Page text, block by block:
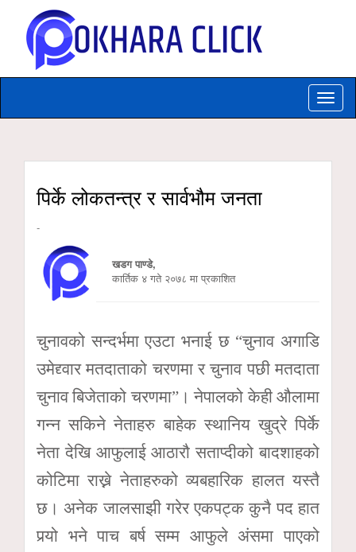
Toggle
पिर्के लोकतन्त्र र सार्वभौम जनता
-
खडग पाण्डे,
कार्तिक ४ गते २०७८ मा प्रकाशित
चुनावको सन्दर्भमा एउटा भनाई छ “चुनाव अगाडि
उमेद्द्वार मतदाताको चरणमा र चुनाव पछी मतदाता
चुनाव बिजेताको चरणमा”। नेपालको केही औलामा
गन्न सकिने नेताहरु बाहेक स्थानिय खुद्रे पिर्के
नेता देखि आफुलाई आठारौ सताप्दीको बादशाहको
कोटिमा राख्ने नेताहरुको व्यबहारिक हालत यस्तै
छ। अनेक जालसाझी गरेर एकपट्क कुनै पद हात
पर्‍यो भने पाच बर्ष सम्म आफुले अंसमा पाएको